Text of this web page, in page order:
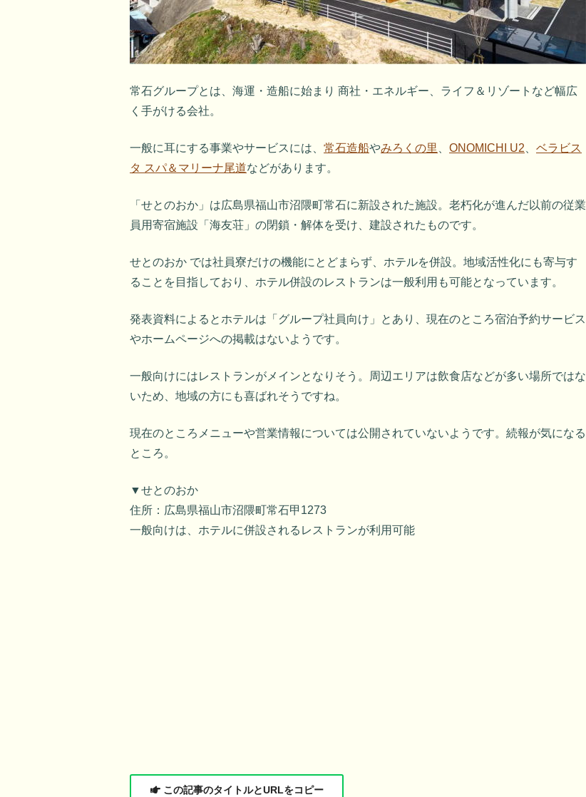
常石グループとは、海運・造船に始まり 商社・エネルギー、ライフ＆リゾートなど幅広
く手がける会社。
一般に耳にする事業やサービスには、 常石造船やみろくの里 、 ONOMICHI U2、 ベラビス
タ スパ＆マリーナ尾道などがあります。
「せとのおか」は広島県福山市沼隈町常石に新設された施設。老朽化が進んだ以前の従業
員用寄宿施設「海友荘」の閉鎖・解体を受け、建設されたものです。
せとのおか では社員寮だけの機能にとどまらず、ホテルを併設。地域活性化にも寄与す
ることを目指しており、ホテル併設のレストランは一般利用も可能となっています。
発表資料によるとホテルは「グループ社員向け」とあり、現在のところ宿泊予約サービス
やホームページへの掲載はないようです。
一般向けにはレストランがメインとなりそう。周辺エリアは飲食店などが多い場所ではな
いため、地域の方にも喜ばれそうですね。
現在のところメニューや営業情報については公開されていないようです。続報が気になる
ところ。
▼せとのおか
住所：広島県福山市沼隈町常石甲1273
一般向けは、ホテルに併設されるレストランが利用可能
この記事のタイトルとURLをコピー